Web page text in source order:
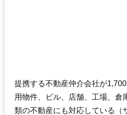
提携する不動産仲介会社が
用物件、ビル、店舗、工場、倉
類の不動産にも対応している（